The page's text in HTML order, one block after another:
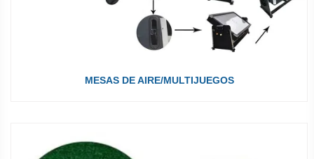
— es el clásico de los salones recreativos: un
tablero con motor que expulsa aire para que el disco se deslice
a toda velocidad. En Manuel Gil tenemos mesas de aire para
casa, mesas profesionales para bares y salones, mesas
MESAS DE AIRE/MULTIJUEGOS